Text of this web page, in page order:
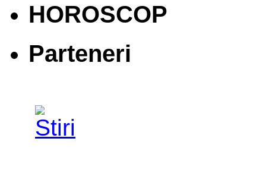
HOROSCOP
Parteneri